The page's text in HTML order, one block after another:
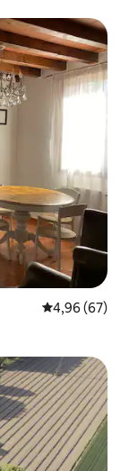
prosječna
4,96 (67)